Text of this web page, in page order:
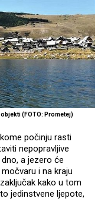
(FOTO: Prometej)
počinju rasti
nepopravljive
a jezero će
i na kraju
kako u tom
jedinstvene ljepote,